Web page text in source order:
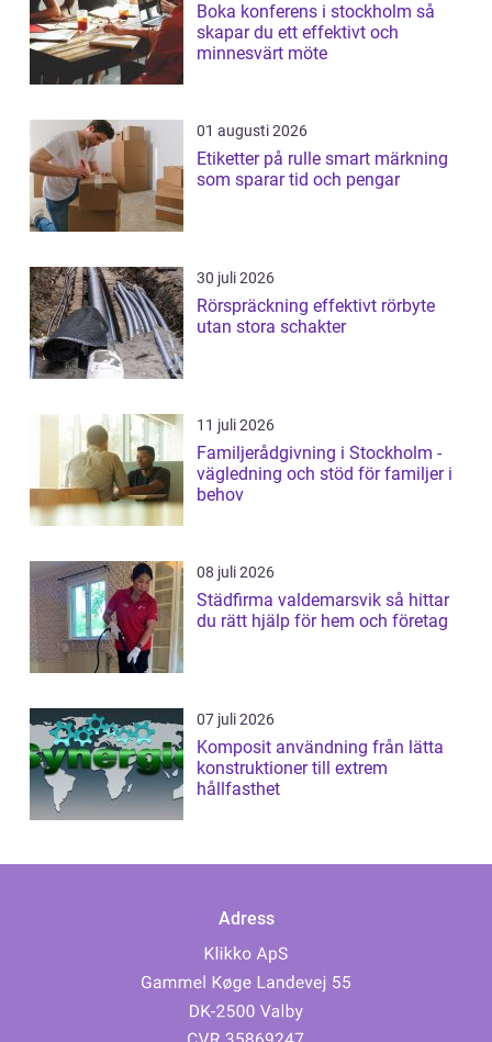
Boka konferens i stockholm så
skapar du ett effektivt och
minnesvärt möte
01 augusti 2026
Etiketter på rulle smart märkning
som sparar tid och pengar
30 juli 2026
Rörspräckning effektivt rörbyte
utan stora schakter
11 juli 2026
Familjerådgivning i Stockholm -
vägledning och stöd för familjer i
behov
08 juli 2026
Städfirma valdemarsvik så hittar
du rätt hjälp för hem och företag
07 juli 2026
Komposit användning från lätta
konstruktioner till extrem
hållfasthet
Adress